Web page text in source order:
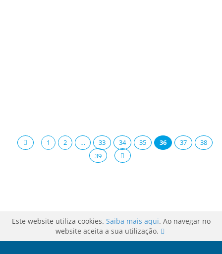
1 2 … 33 34 35 36 37
38
39
Este website utiliza cookies. Saiba mais aqui. Ao navegar no
website aceita a sua utilização.